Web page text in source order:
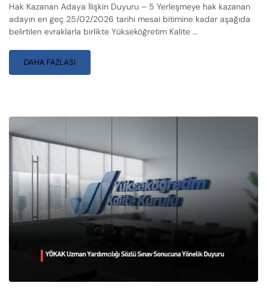
Hak Kazanan Adaya İlişkin Duyuru – 5 Yerleşmeye hak kazanan
adayın en geç 25/02/2026 tarihi mesai bitimine kadar aşağıda
belirtilen evraklarla birlikte Yükseköğretim Kalite …
DAHA FAZLASI